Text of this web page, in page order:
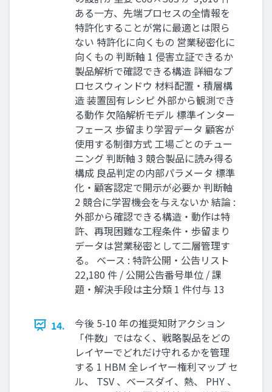
ある一方、先端プロセスの全情報を
特許化することが常に最適とは限ら
ない 特許化に向くもの 営業秘密化に
向くもの 判断軸 1 侵害立証できるか
製品解析で確認できる構造 詳細なプ
ロセスウィンドウ 材料配置・積層構
造 装置固有レシピ 外部から観測でき
る動作 欠陥解析モデル 標準インター
フェース 歩留まり学習データ 顧客が
使用する制御方式 工場ごとのチュー
ニング 判断軸 3 競合製品に読み得る
構成 良品判定の内部パラメータ 標準
化・顧客認定で開示が必要か 判断軸
2 競合に学習機会を与えないか 結論 :
外部から確認できる構造・動作は特
許、再現困難な工程条件・歩留まり
データは営業秘密として二層管理す
る。 ベース : 特許公開・公告リスト
22,180 件 / 公開公告番号単位 / 課
題・解決手段は主分類 1 件付与 13
14.
今後 5-10 年の推奨知財アクション
「件数」ではなく、戦略製品をどの
レイヤーでどれだけ守れるかを管理
する 1 HBM 全レイヤー権利マップ セ
ル、 TSV 、ベースダイ、熱、 PHY 、